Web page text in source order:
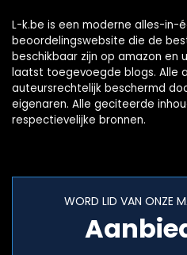
L-k.be is een moderne alles-in-
beoordelingswebsite die de
beschikbaar zijn op amazon en
laatst toegevoegde blogs. Alle
auteursrechtelijk beschermd
eigenaren. Alle geciteerde
respectievelijke bronnen.
WORD LID VAN ONZE